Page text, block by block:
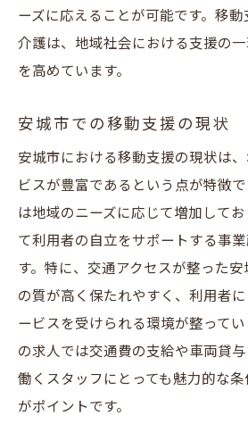
ーズに応えることが可能です。移
介護は、地域社会における支援の
を高めています。
安城市での移動支援の現状
安城市における移動支援の現状は
ビスが豊富であるという点が特徴
は地域のニーズに応じて増加して
て利用者の自立をサポートする事
す。特に、交通アクセスが整った
の質が高く保たれやすく、利用者
ービスを受けられる環境が整ってい
の求人では交通費の支給や車両貸与
働くスタッフにとっても魅力的な
がポイントです。